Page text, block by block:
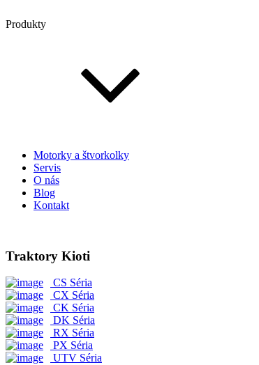
Produkty
Motorky a štvorkolky
Servis
O nás
Blog
Kontakt
Traktory Kioti
CS Séria
CX Séria
CK Séria
DK Séria
RX Séria
PX Séria
UTV Séria